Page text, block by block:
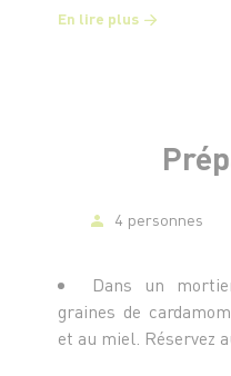
- 3 graines de
- 1 c. à s. de miel
En lire plus
4 personnes
Dans un
graines de
et au miel. Réservez